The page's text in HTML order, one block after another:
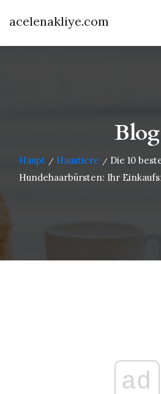
acelenakliye.com
Blog
Haupt / Haustiere / Die 10
Hundehaarbürsten: Ihr
ad